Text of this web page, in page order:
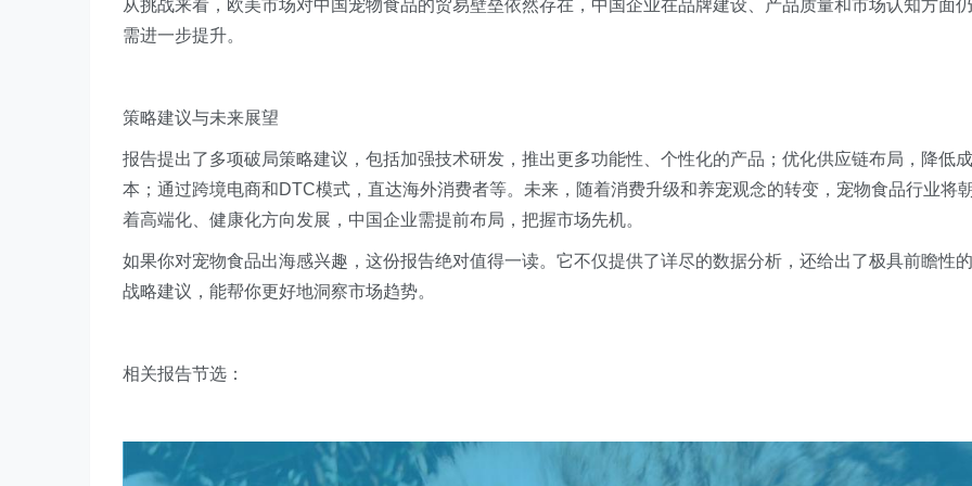
从挑战来看，欧美市场对中国宠物食品的贸易壁垒依然存在，中国企业在品牌建设、产品质量和市场认知方面仍
需进一步提升。
策略建议与未来展望
报告提出了多项破局策略建议，包括加强技术研发，推出更多功能性、个性化的产品；优化供应链布局，降低成
本；通过跨境电商和DTC模式，直达海外消费者等。未来，随着消费升级和养宠观念的转变，宠物食品行业将
着高端化、健康化方向发展，中国企业需提前布局，把握市场先机。
如果你对宠物食品出海感兴趣，这份报告绝对值得一读。它不仅提供了详尽的数据分析，还给出了极具前瞻性的
战略建议，能帮你更好地洞察市场趋势。
相关报告节选：